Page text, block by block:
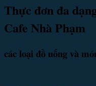
Thực đơn đa
Cafe Nhà Phạm
các loại đồ uống và